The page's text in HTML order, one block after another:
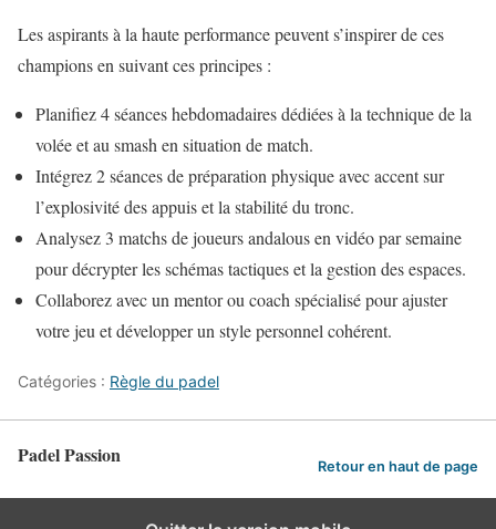
Les aspirants à la haute performance peuvent s’inspirer de ces
champions en suivant ces principes :
Planifiez 4 séances hebdomadaires dédiées à la technique de la
volée et au smash en situation de match.
Intégrez 2 séances de préparation physique avec accent sur
l’explosivité des appuis et la stabilité du tronc.
Analysez 3 matchs de joueurs andalous en vidéo par semaine
pour décrypter les schémas tactiques et la gestion des espaces.
Collaborez avec un mentor ou coach spécialisé pour ajuster
votre jeu et développer un style personnel cohérent.
Catégories : Règle du padel
Padel Passion Retour en haut de page